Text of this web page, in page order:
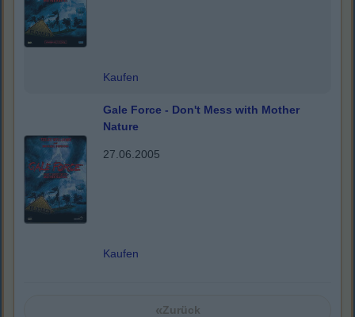
Kaufen
Gale Force - Don't Mess with Mother
Nature
27.06.2005
Kaufen
«Zurück